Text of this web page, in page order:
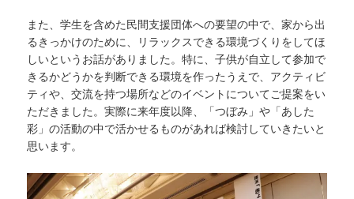
また、学生を含めた民間支援団体への要望の中で、家から出
るきっかけのために、リラックスできる環境づくりをしてほ
しいというお話がありました。特に、子供が自立して参加で
きるかどうかを判断できる環境を作ったうえで、アクティビ
ティや、交流を持つ場所などのイベントについてご提案をい
ただきました。実際に来年度以降、「つぼみ」や「あした
彩」の活動の中で活かせるものがあれば検討していきたいと
思います。